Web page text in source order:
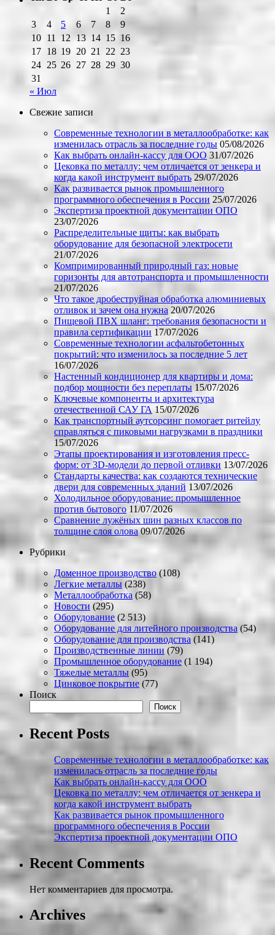
1
2
3
4 5 6 7 8
9
10 11 12 13 14 15 16
17 18 19 20 21 22 23
24 25 26 27 28 29 30
31
« Июл
Свежие записи
Современные технологии в металлообработке: как
изменилась отрасль за последние годы 05/08/2026
Как выбрать онлайн-кассу для ООО 31/07/2026
Цековка по металлу: чем отличается от зенкера и
когда какой инструмент выбрать 29/07/2026
Как развивается рынок промышленного
программного обеспечения в России 25/07/2026
Экспертиза проектной документации ОПО
23/07/2026
Распределительные щиты: как выбрать
оборудование для безопасной электросети
21/07/2026
Компримированный природный газ: новые
горизонты для автотранспорта и промышленности
21/07/2026
Что такое дробеструйная обработка алюминиевых
отливок и зачем она нужна 20/07/2026
Пищевой ПВХ шланг: требования безопасности и
правила сертификации 17/07/2026
Современные технологии асфальтобетонных
покрытий: что изменилось за последние 5 лет
16/07/2026
Настенный кондиционер для квартиры и дома:
подбор мощности без переплаты 15/07/2026
Ключевые компоненты и архитектура
отечественной САУ ГА 15/07/2026
Как транспортный аутсорсинг помогает ритейлу
справляться с пиковыми нагрузками в праздники
15/07/2026
Этапы проектирования и изготовления пресс-
форм: от 3D-модели до первой отливки 13/07/2026
Стандарты качества: как создаются технические
двери для современных зданий 13/07/2026
Холодильное оборудование: промышленное
против бытового 11/07/2026
Сравнение лужёных шин разных классов по
толщине слоя олова 09/07/2026
Рубрики
Доменное производство(108)
Легкие металлы (238)
Металлообработка (58)
Новости (295)
Оборудование (2 513)
Оборудование для литейного производства (54)
Оборудование для производства (141)
Производственные линии (79)
Промышленное оборудование (1 194)
Тяжелые металлы (95)
Цинковое покрытие (77)
Поиск
Поиск
Recent Posts
Современные технологии в металлообработке: как
изменилась отрасль за последние годы
Как выбрать онлайн-кассу для ООО
Цековка по металлу: чем отличается от зенкера и
когда какой инструмент выбрать
Как развивается рынок промышленного
программного обеспечения в России
Экспертиза проектной документации ОПО
Recent Comments
Нет комментариев для просмотра.
Archives